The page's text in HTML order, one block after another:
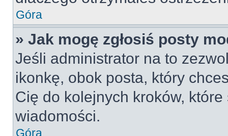
Góra
» Jak mogę zgłosiś posty
Jeśli administrator na to
ikonkę, obok posta, który
Cię do kolejnych kroków,
wiadomości.
Góra